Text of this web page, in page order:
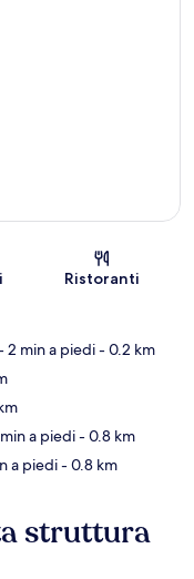
Ristoranti
2 min a piedi- 0.2 km
a piedi- 0.8 km
a piedi- 0.8 km
struttura